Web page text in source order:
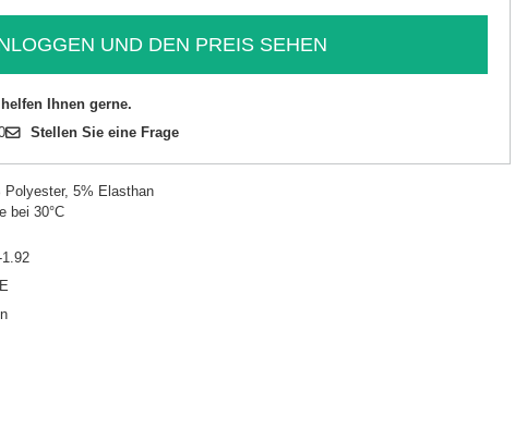
UND DEN PREIS SEHEN
Ihnen gerne.
Stellen Sie eine Frage
Polyester, 5% Elasthan
bei 30°C
1.92